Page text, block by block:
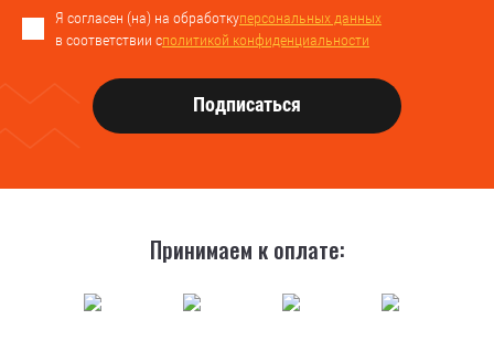
Я согласен (на) на обработкуперсональных данных
в соответствии сполитикой конфиденциальности
Подписаться
Принимаем к оплате: